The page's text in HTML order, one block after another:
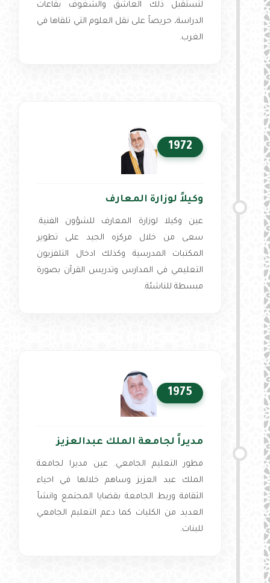
لتستقبل ذلك العاشق والشغوف بقاعات
الدراسة، حريصاً على نقل العلوم التي تلقاها في
الغرب.
1972
وكيلاً لوزارة المعارف
عين وكيلا لوزارة المعارف للشؤون الفنية.
سعى من خلال مركزه الجيد على تطوير
المكتبات المدرسية وكذلك ادخال التلفزيون
التعليمي في المدارس وتدريس القرآن بصورة
مبسطة للناشئة.
1975
مديراً لجامعة الملك عبدالعزيز
مطور التعليم الجامعي. عين مديرا لجامعة
الملك عبد العزيز وساهم خلالها في احياء
الثقافة وربط الجامعة بقضايا المجتمع وانشأ
العديد من الكليات كما دعم التعليم الجامعي
للبنات.